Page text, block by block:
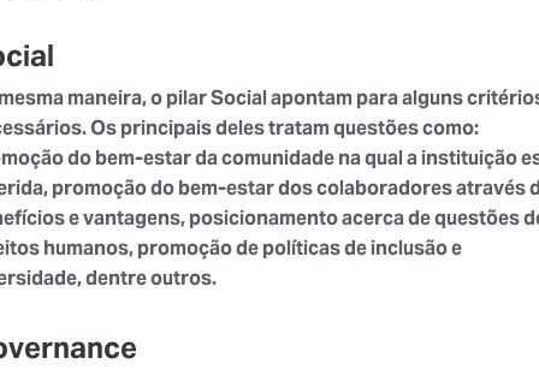
maneira, o pilar Social apontam para alguns
Os principais deles tratam questões como:
do bem-estar da comunidade na qual a instituição
promoção do bem-estar dos colaboradores através
e vantagens, posicionamento acerca de questões
humanos, promoção de políticas de inclusão e
dentre outros.